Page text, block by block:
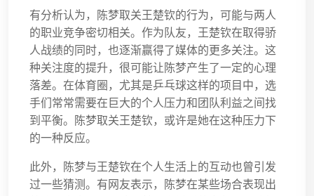
有分析认为，陈梦取关王楚钦的行为，可能与两人
的职业竞争密切相关。作为队友，王楚钦在取得骄
人战绩的同时，也逐渐赢得了媒体的更多关注。这
种关注度的提升，很可能让陈梦产生了一定的心理
落差。在体育圈，尤其是乒乓球这样的项目中，选
手们常常需要在巨大的个人压力和团队利益之间找
到平衡。陈梦取关王楚钦，或许是她在这种压力下
的一种反应。
此外，陈梦与王楚钦在个人生活上的互动也曾引发
过一些猜测。有网友表示，陈梦在某些场合表现出